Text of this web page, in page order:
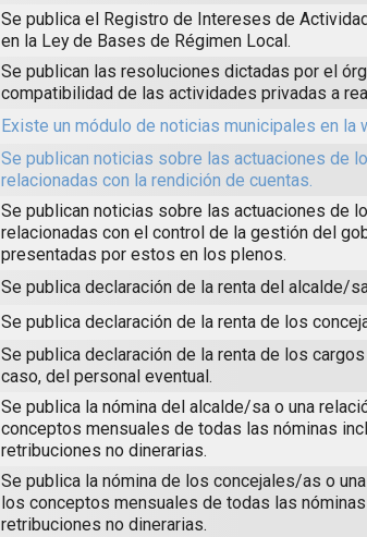
Se publica el Registro de Intereses de
en la Ley de Bases de Régimen Local.
Se publican las resoluciones dictadas por el
compatibilidad de las actividades privadas a
Existe un módulo de noticias municipales en la
Se publican noticias sobre las actuaciones de
relacionadas con la rendición de cuentas.
Se publican noticias sobre las actuaciones de
relacionadas con el control de la gestión del
presentadas por estos en los plenos.
Se publica declaración de la renta del alcalde/
Se publica declaración de la renta de los
Se publica declaración de la renta de los
caso, del personal eventual.
Se publica la nómina del alcalde/sa o una
conceptos mensuales de todas las nóminas
retribuciones no dinerarias.
Se publica la nómina de los concejales/as o
los conceptos mensuales de todas las
retribuciones no dinerarias.